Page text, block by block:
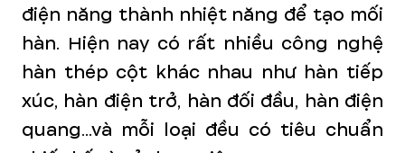
điện năng thành nhiệt năng để tạo mối
hàn. Hiện nay có rất nhiều công nghệ
hàn thép cột khác nhau như hàn tiếp
xúc, hàn điện trở, hàn đối đầu, hàn điện
quang...và mỗi loại đều có tiêu chuẩn